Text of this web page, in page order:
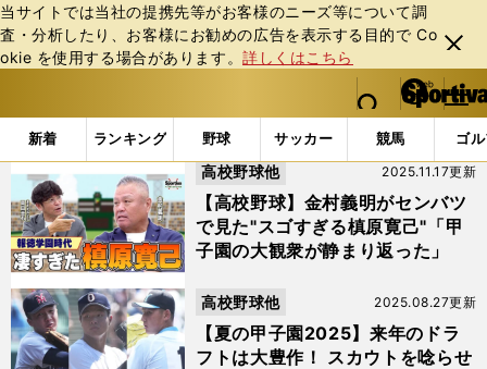
当サイトでは当社の提携先等がお客様のニーズ等について調
査・分析したり、お客様にお勧めの広告を表⽰する⽬的で Co
okie を使⽤する場合があります。詳しくはこちら
閉じ
る
web Sportiva (webスポルティーバ)
検索
マイペ
ー
ジ
メニュ
新着 ランキング 野球 サッカー 競馬 ゴ
b
ス
ポ
ル
テ
ィ
ー
バ
「#夏の甲子園」の最新ニュース・ 情報
【高校野球】金村義明がセンバツ
で見た"スゴすぎる槙原寛己"「甲
子園の大観衆が静まり返った」
2025.11.17更新
高校野球他
【夏の甲子園2025】来年のドラ
フトは大豊作！ スカウトを唸らせ
2025.08.27更新
高校野球他